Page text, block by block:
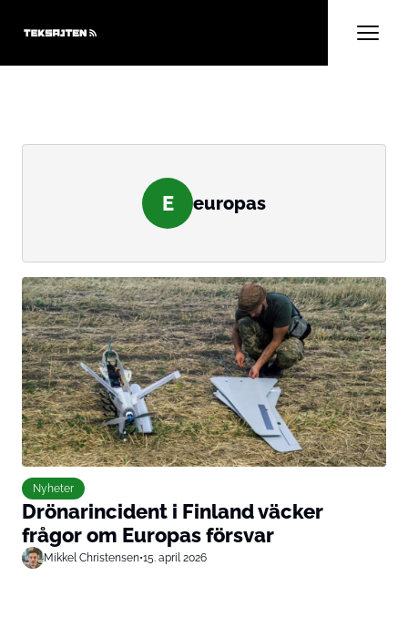
E europas
Nyheter
Drönarincident i Finland väcker
frågor om Europas försvar
Mikkel Christensen•15. april 2026